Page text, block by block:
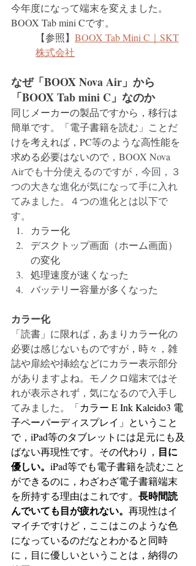
今年度になって端末を変えました。
BOOX Tab mini Cです。
【参照】 BOOX Tab Mini C｜SKT
株式会社
なぜ「BOOX Nova Air」から
「BOOX Tab mini C」なのか
同じメーカーの製品ですから，移行は
簡単です。「電子書籍を読む」ことだ
けを考えれば，PC等のような高性能を
求める必要はないので， BOOX Nova
Airでも十分使えるのですが，今回，３
つの大きな進化が気になって手に入れ
てみました。４つの進化とは以下で
す。
カラー化
デスクトップ画面（ホーム画面）
の変化
処理速度が速くなった
バッテリー容量が多くなった
カラー化
「読書」に限れば，あまりカラー化の
必要は感じないものですが，時々，雑
誌や扉絵や挿絵などにカラー表示部分
がありますよね。モノクロ端末ではそ
れが表示されず，気になるので入手し
てみました。「カラー E Ink Kaleido3 電
子ペーパーディスプレイ」ということ
で，iPad等のタブレットには足元にも及
ばない再現性です。その代わり， 目に
優しい。 iPad等でも電子書籍を読むこと
ができるのに，わざわざ電子書籍端末
を所持する理由はこれです。 長時間読
んでいても目が疲れない。 再現性はイ
マイチですけど，ここはこのような色
になっているのだなとわかると同時
に，目に優しいということは，納得の